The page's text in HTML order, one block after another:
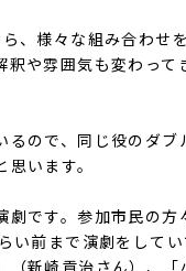
、様々な組み合わせ
や雰囲気も変わっ
ので、同じ役のダ
います。
劇です。参加市民の
い前まで演劇をして
（新崎貢治さん）、